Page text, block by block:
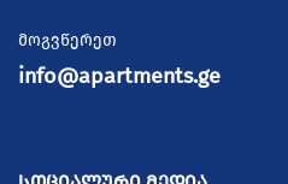
მოგვწერეთ
info@apartments.ge